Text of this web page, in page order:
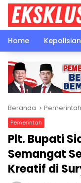
Langsung
konten
Home
Kepolisian
Beranda Pemerintah
Pemerintah
Plt. Bupati
Semangat
Kreatif di